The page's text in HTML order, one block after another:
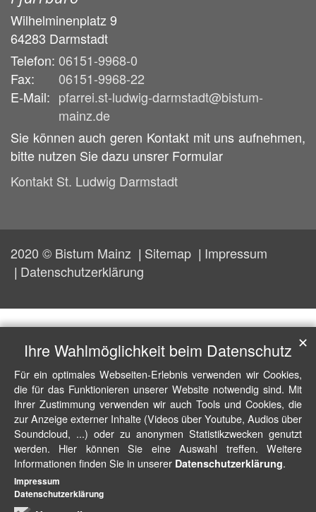
Wilhelminenplatz 9
64283 Darmstadt
Telefon: 06151-9968-0
Fax:
06151-9968-22
E-Mail: pfarrei.st-ludwig-darmstadt@bistum-
mainz.de
Sie können auch geren Kontakt mit uns aufnehmen,
bitte nutzen Sie dazu unsrer Formular
Kontakt St. Ludwig Darmstadt
2020 © Bistum Mainz Sitemap
Impressum
Datenschutzerklärung
Ihre Wahlmöglichkeit beim Datenschutz
Für ein optimales Webseiten-Erlebnis verwenden wir Cookies,
die für das Funktionieren unserer Website notwendig sind. Mit
Ihrer Zustimmung verwenden wir auch Tools und Cookies, die
zur Anzeige externer Inhalte (Videos über Youtube, Audios über
Soundcloud, ...) oder zu anonymen Statistikzwecken genutzt
werden. Hier können Sie eine Auswahl treffen. Weitere
Informationen finden Sie in unserer Datenschutzerklärung.
✕
Impressum
Datenschutzerklärung